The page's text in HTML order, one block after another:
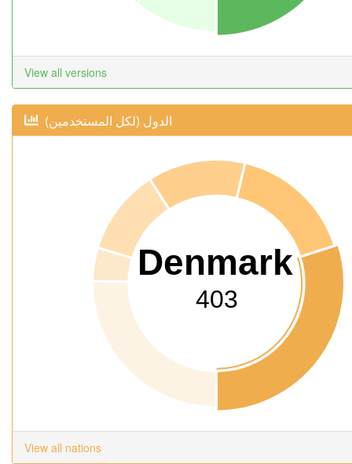
View all versions
(الدول (لكل المستخدمين
Denmark
403
View all nations